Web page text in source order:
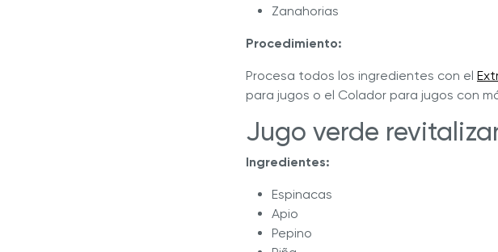
Zanahorias
Procedimiento:
Procesa todos los ingredientes con el
para jugos o el Colador para jugos con
Jugo verde
Ingredientes:
Espinacas
Apio
Pepino